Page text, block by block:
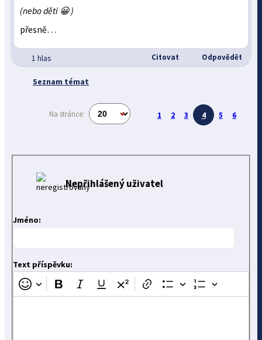
(nebo děti 😀 )
přesně…
1 hlas Citovat Odpovědět
Seznam témat
Na stránce: 1 2 3 4 5 6
Nepřihlášený uživatel
Jméno:
Text příspěvku: